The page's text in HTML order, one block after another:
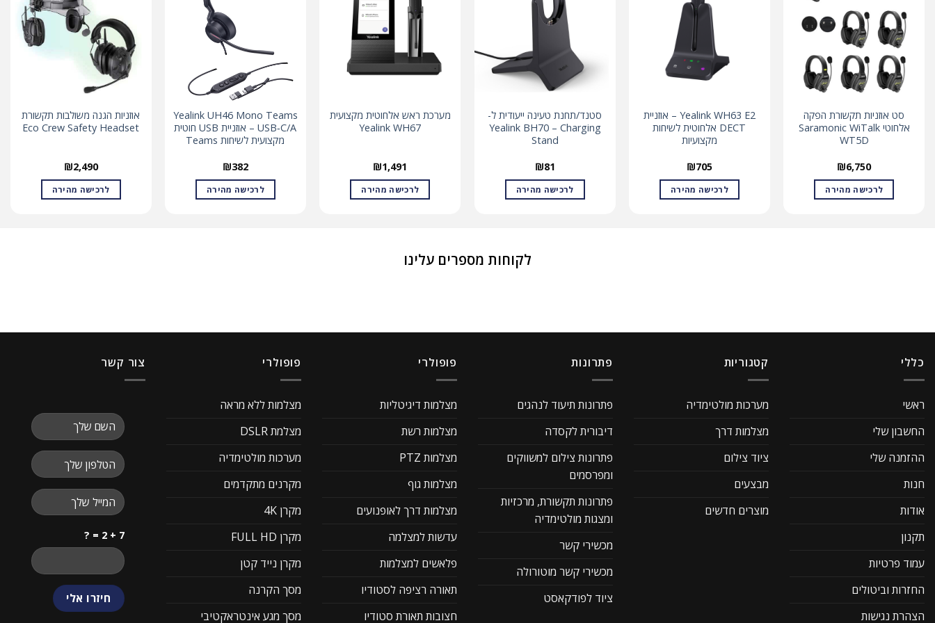
סט אוזניות תקשורת הפקה
אלחוטי Saramonic WiTalk
WT5D
₪6,750
לרכישה מהירה
Yealink WH63 E2 – אוזניית
DECT אלחוטית לשיחות
מקצועיות
₪705
לרכישה מהירה
סטנד/תחנת טעינה ייעודית ל-
Yealink BH70 – Charging
Stand
₪81
לרכישה מהירה
מערכת ראש אלחוטית מקצועית
Yealink WH67
₪1,491
לרכישה מהירה
Yealink UH46 Mono Teams
USB‑C/A – אוזניית USB חוטית
מקצועית לשיחות Teams
₪382
לרכישה מהירה
אוזניות הגנה משולבות תקשורת
Eco Crew Safety Headset
₪2,490
לרכישה מהירה
לקוחות מספרים עלינו
כללי
ראשי
החשבון שלי
ההזמנה שלי
חנות
אודות
תקנון
עמוד פרטיות
החזרות וביטולים
הצהרת נגישות
קטגוריות
מערכות מולטימדיה
מצלמות דרך
ציוד צילום
מבצעים
מוצרים חדשים
פתרונות
פתרונות תיעוד לנהגים
דיבורית לקסדה
פתרונות צילום למשווקים
ומפרסמים
פתרונות תקשורת, מרכזיות
ומצגות מולטימדיה
מכשירי קשר
מכשירי קשר מוטורולה
ציוד לפודקאסט
פופולרי
מצלמות דיגיטליות
מצלמות רשת
מצלמות PTZ
מצלמות גוף
מצלמות דרך לאופנועים
עדשות למצלמה
פלאשים למצלמות
תאורה רציפה לסטודיו
חצובות תאורת סטודיו
פופולרי
מצלמות ללא מראה
מצלמת DSLR
מערכות מולטימדיה
מקרנים מתקדמים
מקרן 4K
מקרן FULL HD
מקרן נייד קטן
מסך הקרנה
מסך מגע אינטראקטיבי
צור קשר
7 + 2 = ?